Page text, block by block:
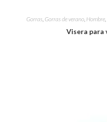
Gorras Gorras de verano Hombre
Visera para